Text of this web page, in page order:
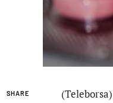
SHARE